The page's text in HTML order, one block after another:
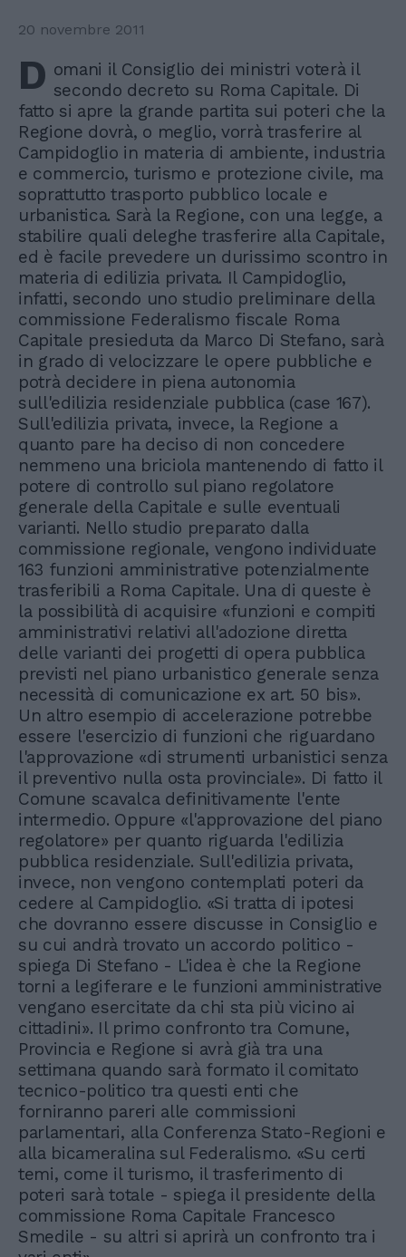
20 novembre 2011
D omani il Consiglio dei ministri voterà il
secondo decreto su Roma Capitale. Di
fatto si apre la grande partita sui poteri che la
Regione dovrà, o meglio, vorrà trasferire al
Campidoglio in materia di ambiente, industria
e commercio, turismo e protezione civile, ma
soprattutto trasporto pubblico locale e
urbanistica. Sarà la Regione, con una legge, a
stabilire quali deleghe trasferire alla Capitale,
ed è facile prevedere un durissimo scontro in
materia di edilizia privata. Il Campidoglio,
infatti, secondo uno studio preliminare della
commissione Federalismo fiscale Roma
Capitale presieduta da Marco Di Stefano, sarà
in grado di velocizzare le opere pubbliche e
potrà decidere in piena autonomia
sull'edilizia residenziale pubblica (case 167).
Sull'edilizia privata, invece, la Regione a
quanto pare ha deciso di non concedere
nemmeno una briciola mantenendo di fatto il
potere di controllo sul piano regolatore
generale della Capitale e sulle eventuali
varianti. Nello studio preparato dalla
commissione regionale, vengono individuate
163 funzioni amministrative potenzialmente
trasferibili a Roma Capitale. Una di queste è
la possibilità di acquisire «funzioni e compiti
amministrativi relativi all'adozione diretta
delle varianti dei progetti di opera pubblica
previsti nel piano urbanistico generale senza
necessità di comunicazione ex art. 50 bis».
Un altro esempio di accelerazione potrebbe
essere l'esercizio di funzioni che riguardano
l'approvazione «di strumenti urbanistici senza
il preventivo nulla osta provinciale». Di fatto il
Comune scavalca definitivamente l'ente
intermedio. Oppure «l'approvazione del piano
regolatore» per quanto riguarda l'edilizia
pubblica residenziale. Sull'edilizia privata,
invece, non vengono contemplati poteri da
cedere al Campidoglio. «Si tratta di ipotesi
che dovranno essere discusse in Consiglio e
su cui andrà trovato un accordo politico -
spiega Di Stefano - L'idea è che la Regione
torni a legiferare e le funzioni amministrative
vengano esercitate da chi sta più vicino ai
cittadini». Il primo confronto tra Comune,
Provincia e Regione si avrà già tra una
settimana quando sarà formato il comitato
tecnico-politico tra questi enti che
forniranno pareri alle commissioni
parlamentari, alla Conferenza Stato-Regioni e
alla bicameralina sul Federalismo. «Su certi
temi, come il turismo, il trasferimento di
poteri sarà totale - spiega il presidente della
commissione Roma Capitale Francesco
Smedile - su altri si aprirà un confronto tra i